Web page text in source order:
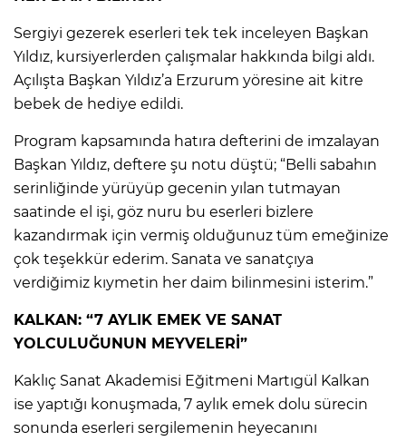
Sergiyi gezerek eserleri tek tek inceleyen Başkan
Yıldız, kursiyerlerden çalışmalar hakkında bilgi aldı.
Açılışta Başkan Yıldız’a Erzurum yöresine ait kitre
bebek de hediye edildi.
Program kapsamında hatıra defterini de imzalayan
Başkan Yıldız, deftere şu notu düştü; “Belli sabahın
serinliğinde yürüyüp gecenin yılan tutmayan
saatinde el işi, göz nuru bu eserleri bizlere
kazandırmak için vermiş olduğunuz tüm emeğinize
çok teşekkür ederim. Sanata ve sanatçıya
verdiğimiz kıymetin her daim bilinmesini isterim.”
KALKAN: “7 AYLIK EMEK VE SANAT
YOLCULUĞUNUN MEYVELERİ”
Kaklıç Sanat Akademisi Eğitmeni Martıgül Kalkan
ise yaptığı konuşmada, 7 aylık emek dolu sürecin
sonunda eserleri sergilemenin heyecanını